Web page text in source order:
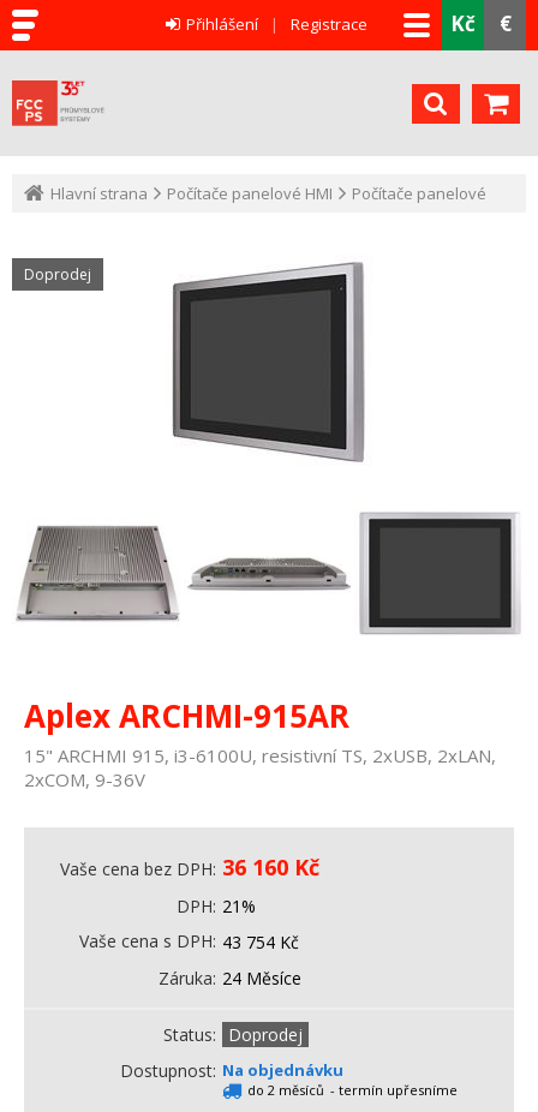
Kč €
Přihlášení Registrace
Hlavní strana Počítače panelové HMI Počítače panelové
Doprodej
Aplex ARCHMI-915AR
15" ARCHMI 915, i3-6100U, resistivní TS, 2xUSB, 2xLAN,
2xCOM, 9-36V
Vaše cena bez DPH 36 160 Kč
DPH 21%
Vaše cena s DPH 43 754 Kč
Záruka 24 Měsíce
Status
Doprodej
Dostupnost Na objednávku
do 2 měsíců - termín upřesníme